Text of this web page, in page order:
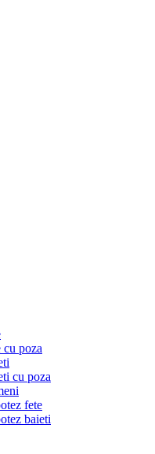
poza
cu poza
fete
baieti